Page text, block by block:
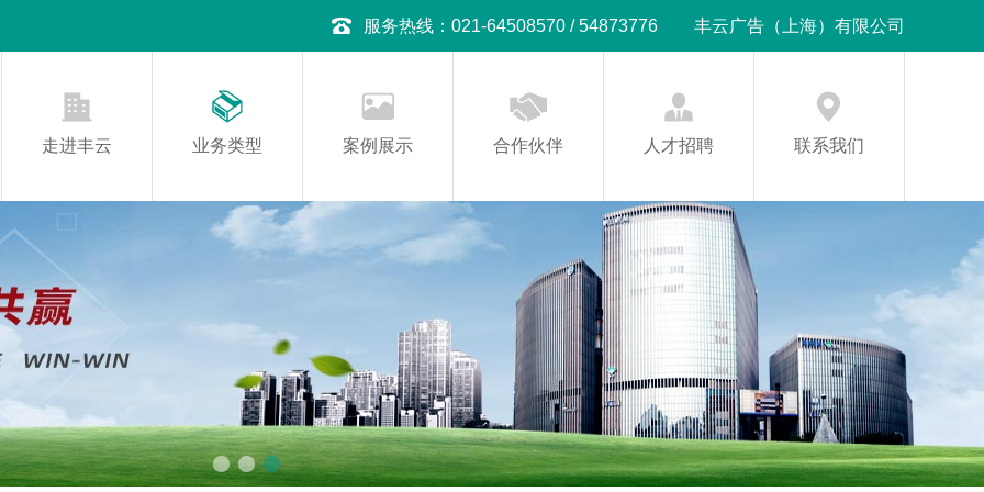
服务热线：021-64508570 / 54873776 丰云广告（上海）有限公司
走进丰云 业务类型 案例展示 合作伙伴 人才招聘 联系我们